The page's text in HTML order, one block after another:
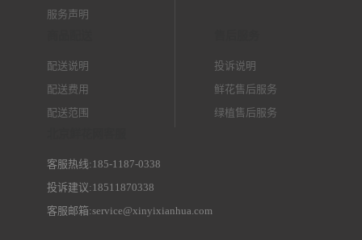
服务声明
配送说明
配送费用
配送范围
投诉说明
鲜花售后服务
绿植售后服务
客服热线:185-1187-0338
投诉建议:18511870338
客服邮箱:service@xinyixianhua.com